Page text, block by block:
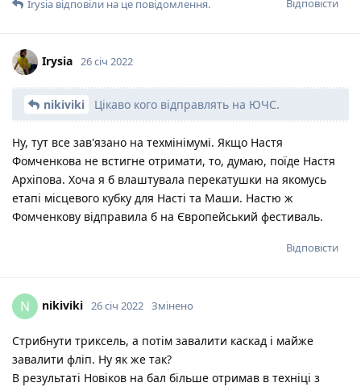
Відповісти
Irysia відповіли на це повідомлення.
Irysia 26 січ 2022
nikiviki Цікаво кого відправлять на ЮЧС.
Ну, тут все зав'язано на техмінімумі. Якщо Настя
Фомченкова не встигне отримати, то, думаю, поїде Настя
Архіпова. Хоча я б влаштувала перекатушки на якомусь
етапі місцевого кубку для Насті та Маши. Настю ж
Фомченкову відправила б на Європейський фестиваль.
Відповісти
N nikiviki 26 січ 2022 Змінено
Стрибнути триксель, а потім завалити каскад і майже
завалити фліп. Ну як же так?
В результаті Новіков на бал більше отримав в техніці з